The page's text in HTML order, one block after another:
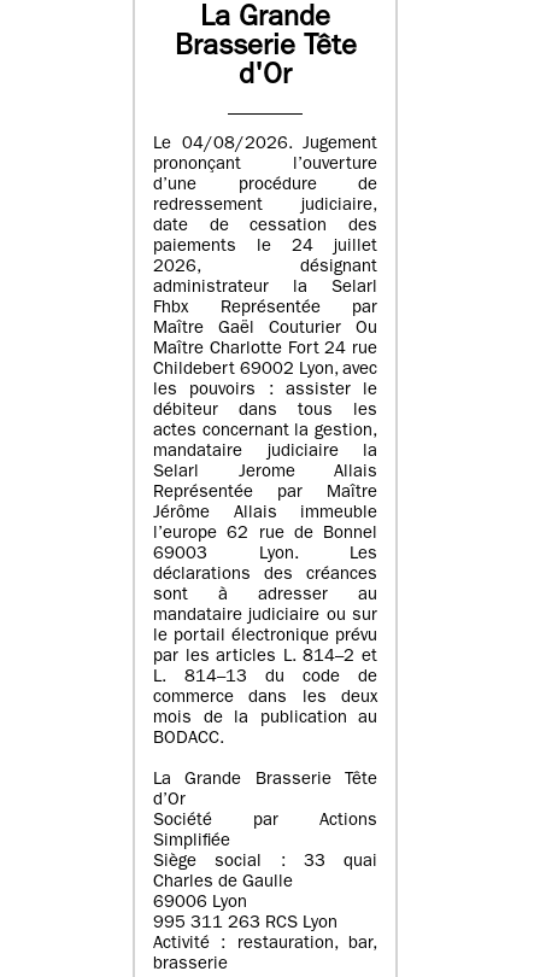
La Grande
Brasserie Tête
d'Or
Le 04/08/2026. Jugement
prononçant l’ouverture
d’une procédure de
redressement judiciaire,
date de cessation des
paiements le 24 juillet
2026, désignant
administrateur la Selarl
Fhbx Représentée par
Maître Gaël Couturier Ou
Maître Charlotte Fort 24 rue
Childebert 69002 Lyon, avec
les pouvoirs : assister le
débiteur dans tous les
actes concernant la gestion,
mandataire judiciaire la
Selarl Jerome Allais
Représentée par Maître
Jérôme Allais immeuble
l’europe 62 rue de Bonnel
69003 Lyon. Les
déclarations des créances
sont à adresser au
mandataire judiciaire ou sur
le portail électronique prévu
par les articles L. 814–2 et
L. 814–13 du code de
commerce dans les deux
mois de la publication au
BODACC.
La Grande Brasserie Tête
d’Or
Société par Actions
Simplifiée
Siège social : 33 quai
Charles de Gaulle
69006 Lyon
995 311 263 RCS Lyon
Activité : restauration, bar,
brasserie